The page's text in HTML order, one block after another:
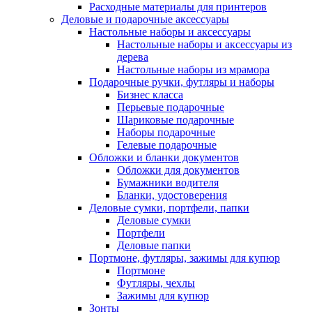
Расходные материалы для принтеров
Деловые и подарочные аксессуары
Настольные наборы и аксессуары
Настольные наборы и аксессуары из
дерева
Настольные наборы из мрамора
Подарочные ручки, футляры и наборы
Бизнес класса
Перьевые подарочные
Шариковые подарочные
Наборы подарочные
Гелевые подарочные
Обложки и бланки документов
Обложки для документов
Бумажники водителя
Бланки, удостоверения
Деловые сумки, портфели, папки
Деловые сумки
Портфели
Деловые папки
Портмоне, футляры, зажимы для купюр
Портмоне
Футляры, чехлы
Зажимы для купюр
Зонты